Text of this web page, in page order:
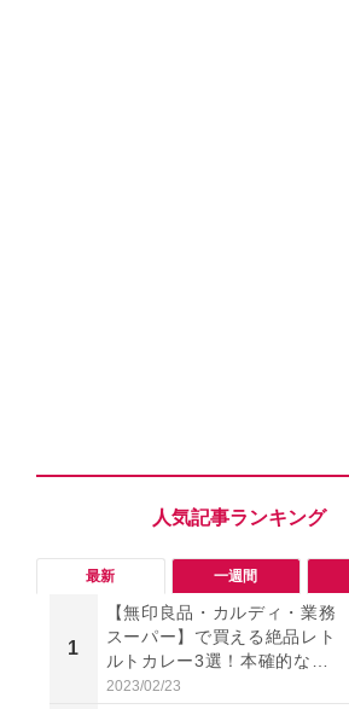
最新 一週間
1
【無印良品・カルディ・業務
スーパー】で買える絶品レト
ルトカレー3選！本確的なの
に1食55円の激安商品も
2023/02/23